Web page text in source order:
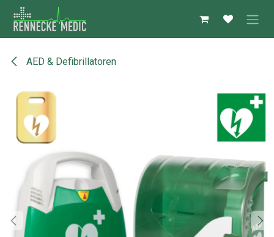
Zum Inhalt springen
AED & Defibrillatoren